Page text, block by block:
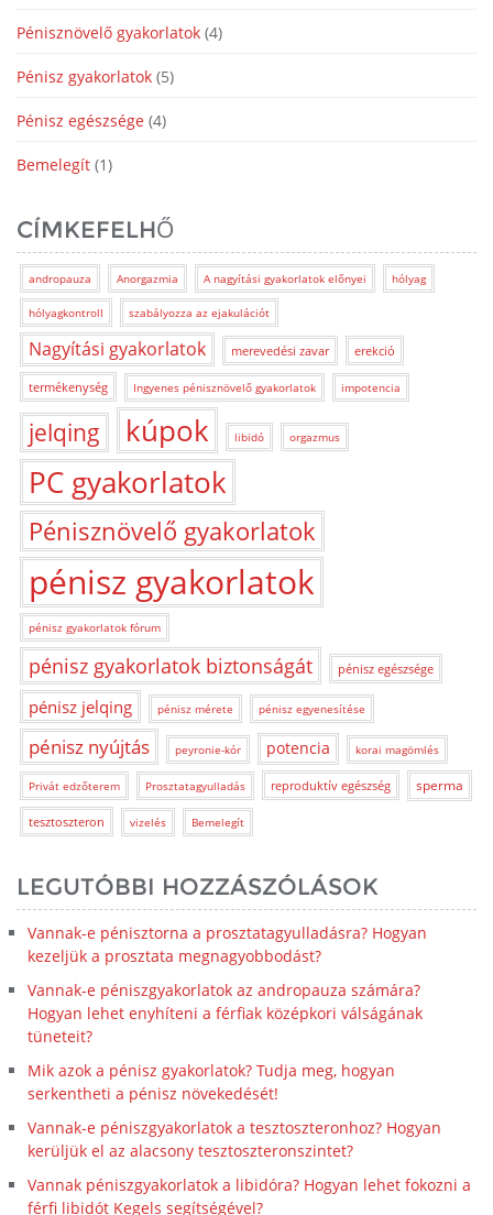
Pénisznövelő gyakorlatok (4)
Pénisz gyakorlatok (5)
Pénisz egészsége (4)
Bemelegít (1)
CÍMKEFELHŐ
andropauza Anorgazmia A nagyítási gyakorlatok előnyei hólyag
hólyagkontroll szabályozza az ejakulációt
Nagyítási gyakorlatok merevedési zavar erekció
termékenység Ingyenes pénisznövelő gyakorlatok impotencia
jelqing kúpok libidó orgazmus
PC gyakorlatok
Pénisznövelő gyakorlatok
pénisz gyakorlatok
pénisz gyakorlatok fórum
pénisz gyakorlatok biztonságát pénisz egészsége
pénisz jelqing pénisz mérete pénisz egyenesítése
pénisz nyújtás peyronie-kór potencia korai magömlés
Privát edzőterem Prosztatagyulladás reproduktív egészség sperma
tesztoszteron vizelés Bemelegít
LEGUTÓBBI HOZZÁSZÓLÁSOK
Vannak-e pénisztorna a prosztatagyulladásra? Hogyan
kezeljük a prosztata megnagyobbodást?
Vannak-e péniszgyakorlatok az andropauza számára?
Hogyan lehet enyhíteni a férfiak középkori válságának
tüneteit?
Mik azok a pénisz gyakorlatok? Tudja meg, hogyan
serkentheti a pénisz növekedését!
Vannak-e péniszgyakorlatok a tesztoszteronhoz? Hogyan
kerüljük el az alacsony tesztoszteronszintet?
Vannak péniszgyakorlatok a libidóra? Hogyan lehet fokozni a
férfi libidót Kegels segítségével?